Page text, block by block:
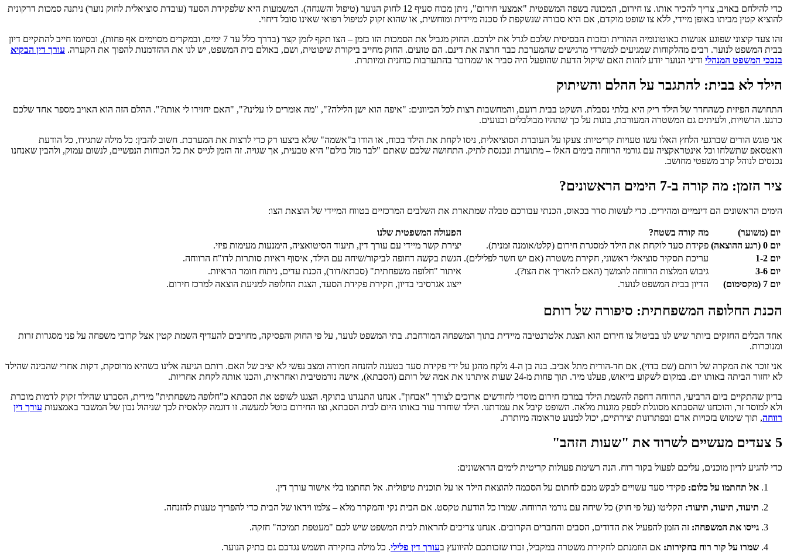
כדי להילחם באויב, צריך להכיר אותו. צו חירום, המכונה בשפה המשפטית "אמצעי חירום", ניתן מכוח סעיף 12 לחוק הנוער (טיפול והשגחה). המשמעות היא שלפקידת הסעד (עובדת סוציאלית לחוק נוער) ניתנה סמכות דרקונית
להוציא קטין מביתו באופן מיידי, ללא צו שופט מוקדם, אם היא סבורה שנשקפת לו סכנה מיידית ומוחשית, או שהוא זקוק לטיפול רפואי שאינו סובל דיחוי.
זהו צעד קיצוני שפוגע אנושות באוטונומיה ההורית ובזכות הבסיסית שלכם לגדל את ילדכם. החוק מגביל את הסמכות הזו בזמן – הצו תקף לזמן קצר (בדרך כלל עד 7 ימים, ובמקרים מסוימים אף פחות), ובסיומו חייב להתקיים דיון
בבית המשפט לנוער. רבים מהלקוחות שמגיעים למשרדי מרגישים שהמערכת כבר חרצה את דינם. הם טועים. החוק מחייב ביקורת שיפוטית, ושם, באולם בית המשפט, יש לנו את ההזדמנות להפוך את הקערה. עורך דין הבקיא
בנבכי המשפט המנהלי ודיני הנוער יודע לזהות האם שיקול הדעת שהופעל היה סביר או שמדובר בהתערבות כוחנית ומיותרת.
הילד לא בבית: להתגבר על ההלם והשיתוק
התחושה הפיזית כשהחדר של הילד ריק היא בלתי נסבלת. השקט בבית רועם, והמחשבות רצות לכל הכיוונים: "איפה הוא ישן הלילה?", "מה אומרים לו עלינו?", "האם יחזירו לי אותו?". ההלם הזה הוא האויב מספר אחד שלכם
כרגע. הרשויות, ולעיתים גם המשטרה המעורבת, בונות על כך שתהיו מבולבלים וכנועים.
אני פוגש הורים שברגעי הלחץ האלו עשו טעויות קריטיות: צעקו על העובדת הסוציאלית, ניסו לקחת את הילד בכוח, או הודו ב"אשמה" שלא ביצעו רק כדי לרצות את המערכת. חשוב להבין: כל מילה שתגידו, כל הודעת
וואטסאפ שתשלחו וכל אינטראקציה עם גורמי הרווחה בימים האלו – מתועדת ונכנסת לתיק. התחושה שלכם שאתם "לבד מול כולם" היא טבעית, אך שגויה. זה הזמן לגייס את כל הכוחות הנפשיים, לנשום עמוק, ולהבין שאנחנו
נכנסים לנוהל קרב משפטי מחושב.
ציר הזמן: מה קורה ב-7 הימים הראשונים?
הימים הראשונים הם דינמיים ומהירים. כדי לעשות סדר בכאוס, הכנתי עבורכם טבלה שמתארת את השלבים המרכזיים בטווח המיידי של הוצאת הצו:
יום (משוער) מה קורה בשטח?
הפעולה המשפטית שלנו
יום 0 (רגע ההוצאה)
פקידת סעד לוקחת את הילד למסגרת חירום (קלט/אומנה זמנית).
יצירת קשר מיידי עם עורך דין, תיעוד הסיטואציה, הימנעות מעימות פיזי.
יום 1-2
עריכת תסקיר סוציאלי ראשוני, חקירת משטרה (אם יש חשד לפלילים). הגשת בקשה דחופה לביקור/שיחה עם הילד, איסוף ראיות סותרות לדו"ח הרווחה.
יום 3-6
גיבוש המלצות הרווחה להמשך (האם להאריך את הצו?).
איתור "חלופה משפחתית" (סבתא/דוד), הכנת עדים, ניתוח חומר הראיות.
יום 7 (מקסימום)
הדיון בבית המשפט לנוער. ייצוג אגרסיבי בדיון, חקירת פקידת הסעד, הצגת החלופה למניעת הוצאה למרכז חירום.
הכנת החלופה המשפחתית: סיפורה של רותם
אחד הכלים החזקים ביותר שיש לנו בביטול צו חירום הוא הצגת אלטרנטיבה מיידית בתוך המשפחה המורחבת. בתי המשפט לנוער, על פי החוק והפסיקה, מחויבים להעדיף השמת קטין אצל קרובי משפחה על פני מסגרות זרות
ומנוכרות.
אני זוכר את המקרה של רותם (שם בדוי), אם חד-הורית מתל אביב. בנה בן ה-4 נלקח מהגן על ידי פקידת סעד בטענה להזנחה חמורה ומצב נפשי לא יציב של האם. רותם הגיעה אלינו כשהיא מרוסקת, דקות אחרי שהבינה שהילד
לא יחזור הביתה באותו יום. במקום לשקוע בייאוש, פעלנו מיד. תוך פחות מ-24 שעות איתרנו את אמה של רותם (הסבתא), אישה נורמטיבית ואחראית, והכנו אותה לקחת אחריות.
בדיון שהתקיים ביום הרביעי, הרווחה דחפה להשמת הילד במרכז חירום מוסדי לחודשים ארוכים לצורך "אבחון". אנחנו התנגדנו בתוקף. הצגנו לשופט את הסבתא כ"חלופה משפחתית" מידית, הסברנו שהילד זקוק לדמות מוכרת
ולא למוסד זר, והוכחנו שהסבתא מסוגלת לספק מוגנות מלאה. השופט קיבל את עמדתנו. הילד שוחרר עוד באותו היום לבית הסבתא, וצו החירום בוטל למעשה. זו דוגמה קלאסית לכך שניהול נכון של המשבר באמצעות עורך דין
רווחה, תוך שימוש בזכויות אדם ובפתרונות יצירתיים, יכול למנוע טראומה מיותרת.
5 צעדים מעשיים לשרוד את "שעות הזהב"
כדי להגיע לדיון מוכנים, עליכם לפעול בקור רוח. הנה רשימת פעולות קריטית לימים הראשונים:
אל תחתמו על כלום: פקידי סעד עשויים לבקש מכם לחתום על הסכמה להוצאת הילד או על תוכנית טיפולית. אל תחתמו בלי אישור עורך דין.
תיעוד, תיעוד, תיעוד: הקליטו (על פי חוק) כל שיחה עם גורמי הרווחה. שמרו כל הודעת טקסט. אם הבית נקי והמקרר מלא – צלמו וידאו של הבית כדי להפריך טענות להזנחה.
גייסו את המשפחה: זה הזמן להפעיל את הדודים, הסבים והחברים הקרובים. אנחנו צריכים להראות לבית המשפט שיש לכם "מעטפת תמיכה" חזקה.
שמרו על קור רוח בחקירות: אם הוזמנתם לחקירת משטרה במקביל, זכרו שזכותכם להיוועץ בעורך דין פלילי. כל מילה בחקירה תשמש נגדכם גם בתיק הנוער.